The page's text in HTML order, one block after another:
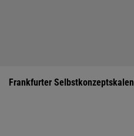
Frankfurter Selbstkonzeptskalen